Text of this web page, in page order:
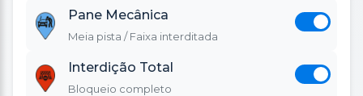
Pane Mecânica
Meia pista / Faixa interditada
Interdição Total
Bloqueio completo